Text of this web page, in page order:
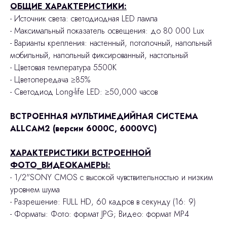
ОБЩИЕ ХАРАКТЕРИСТИКИ:
- Источник света: светодиодная LED лампа
- Максимальный показатель освещения: до 80 000 Lux
- Варианты крепления: настенный, потолочный, напольный
мобильный, напольный фиксированный, настольный
- Цветовая температура 5500К
- Цветопередача ≥85%
- Светодиод Long-life LED: ≥50,000 часов
ВСТРОЕННАЯ МУЛЬТИМЕДИЙНАЯ СИСТЕМА
ALLCAM2 (версии 6000C, 6000VC)
ХАРАКТЕРИСТИКИ ВСТРОЕННОЙ
ФОТО_ВИДЕОКАМЕРЫ:
- 1/2"SONY CMOS с высокой чувствительностью и низким
уровнем шума
- Разрешение: FULL HD, 60 кадров в секунду (16: 9)
- Форматы: Фото: формат JPG; Видео: формат MP4